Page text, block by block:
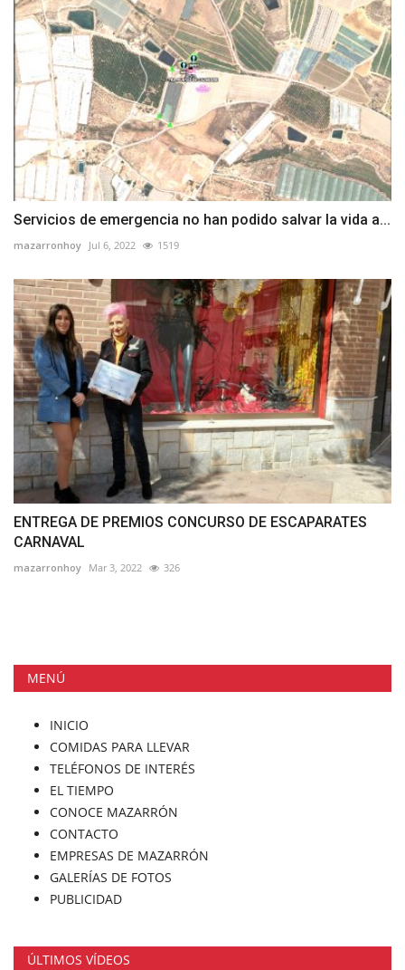
Servicios de emergencia no han podido salvar la vida a...
mazarronhoy Jul 6, 2022 1519
ENTREGA DE PREMIOS CONCURSO DE ESCAPARATES
CARNAVAL
mazarronhoy Mar 3, 2022 326
MENÚ
INICIO
COMIDAS PARA LLEVAR
TELÉFONOS DE INTERÉS
EL TIEMPO
CONOCE MAZARRÓN
CONTACTO
EMPRESAS DE MAZARRÓN
GALERÍAS DE FOTOS
PUBLICIDAD
ÚLTIMOS VÍDEOS